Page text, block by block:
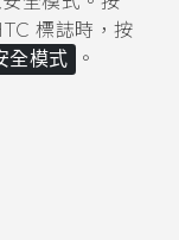
標誌時，按
全模式 。